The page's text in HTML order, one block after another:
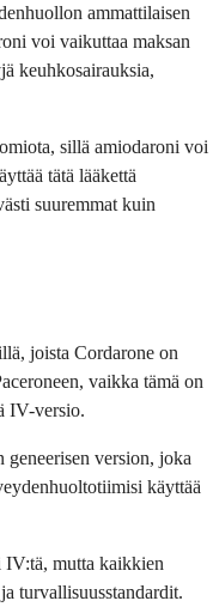
ammattilaisen
voi vaikuttaa maksan
keuhkosairauksia,
sillä amiodaroni voi
tätä lääkettä
suuremmat kuin
joista Cordarone on
vaikka tämä on
IV-versio.
geneerisen version, joka
käyttää
IV:tä, mutta kaikkien
turvallisuusstandardit.